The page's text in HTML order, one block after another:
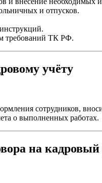
и отпусков.
требований ТК РФ.
учёту
сотрудников,
о выполненных работах.
на